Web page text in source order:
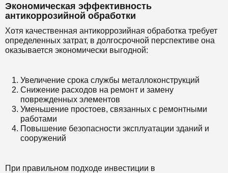
Экономическая эффективность
антикоррозийной обработки
Хотя качественная антикоррозийная обработка требует
определенных затрат, в долгосрочной перспективе она
оказывается экономически выгодной:
Увеличение срока службы металлоконструкций
Снижение расходов на ремонт и замену
поврежденных элементов
Уменьшение простоев, связанных с ремонтными
работами
Повышение безопасности эксплуатации зданий и
сооружений
При правильном подходе инвестиции в